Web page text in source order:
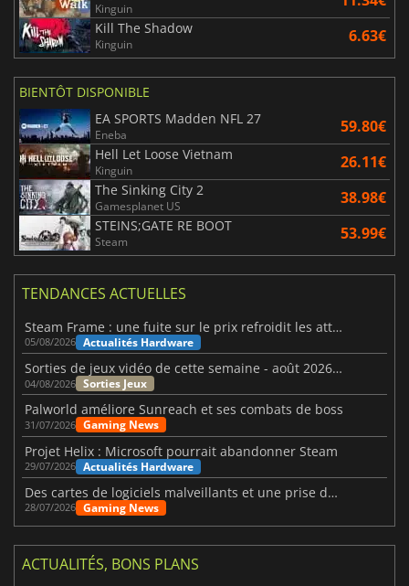
Kinguin
Kill The Shadow
Kinguin 6.63€
BIENTÔT DISPONIBLE
EA SPORTS Madden NFL 27
Eneba 59.80€
Hell Let Loose Vietnam
Kinguin 26.11€
The Sinking City 2
Gamesplanet US 38.98€
STEINS;GATE RE BOOT
Steam 53.99€
TENDANCES ACTUELLES
Steam Frame : une fuite sur le prix refroidit les attentes VR
05/08/2026 Actualités Hardware
Sorties de jeux vidéo de cette semaine - août 2026 (semaine 32)
04/08/2026 Sorties Jeux
Palworld améliore Sunreach et ses combats de boss
31/07/2026 Gaming News
Projet Helix : Microsoft pourrait abandonner Steam
29/07/2026 Actualités Hardware
Des cartes de logiciels malveillants et une prise de contrôle de Discord ont touché Meccha Chameleon
28/07/2026 Gaming News
ACTUALITÉS, BONS PLANS